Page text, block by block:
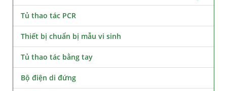
Tủ thao tác PCR
Thiết bị chuẩn bị mẫu vi sinh
Tủ thao tác bằng tay
Bộ điện di đứng